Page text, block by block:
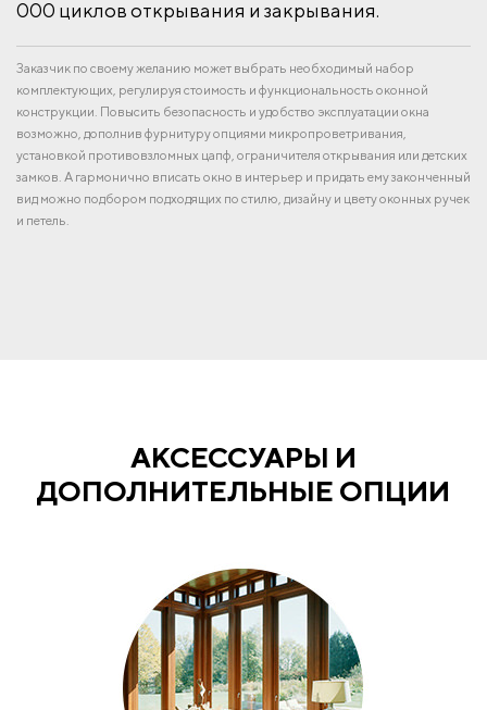
000 циклов открывания и закрывания.
Заказчик по своему желанию может выбрать необходимый набор
комплектующих, регулируя стоимость и функциональность оконной
конструкции. Повысить безопасность и удобство эксплуатации окна
возможно, дополнив фурнитуру опциями микропроветривания,
установкой противовзломных цапф, ограничителя открывания или детских
замков. А гармонично вписать окно в интерьер и придать ему законченный
вид можно подбором подходящих по стилю, дизайну и цвету оконных ручек
и петель.
АКСЕССУАРЫ И
ДОПОЛНИТЕЛЬНЫЕ ОПЦИИ